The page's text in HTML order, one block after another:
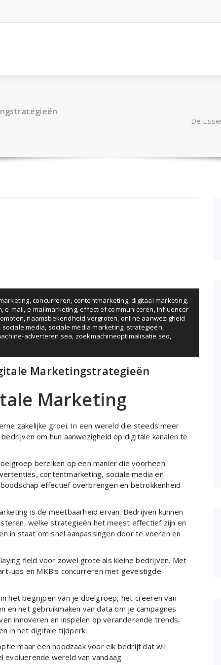
De
,concurreren, contentmarketing,digitaal marketing,
,e-mail, e-mailmarketing,effectief communiceren,influencer
,naamsbekendheid vergroten, online aanwezigheid
sociale media, sociale media marketing, strategieën,
adverteren sea, zoekmachineoptimalisatie seo,
Marketingstrategieën
Marketing
zakelijke groei. In een wereld die steeds meer
om hun aanwezigheid op digitale kanalen te
bereiken op een manier die voorheen
contentmarketing, sociale media en
effectief overbrengen en betrokkenheid
is de meetbaarheid ervan. Bedrijven kunnen
welke strategieën het meest effectief zijn en
in staat om snel aanpassingen door te voeren en
field voor zowel grote als kleine bedrijven. Met
ups en MKB’s concurreren met gevestigde
het begrijpen van je doelgroep, het creëren van
en het gebruikmaken van data om je campagnes
innoveren en inspelen op veranderende trends,
in het digitale tijdperk.
maar een noodzaak voor elk bedrijf dat wil
evoluerende wereld van vandaag.